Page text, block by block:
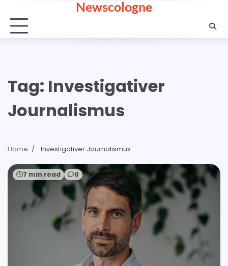
content
Newscologne
Tag: Investigativer
Journalismus
Home Investigativer Journalismus
7 min read 0